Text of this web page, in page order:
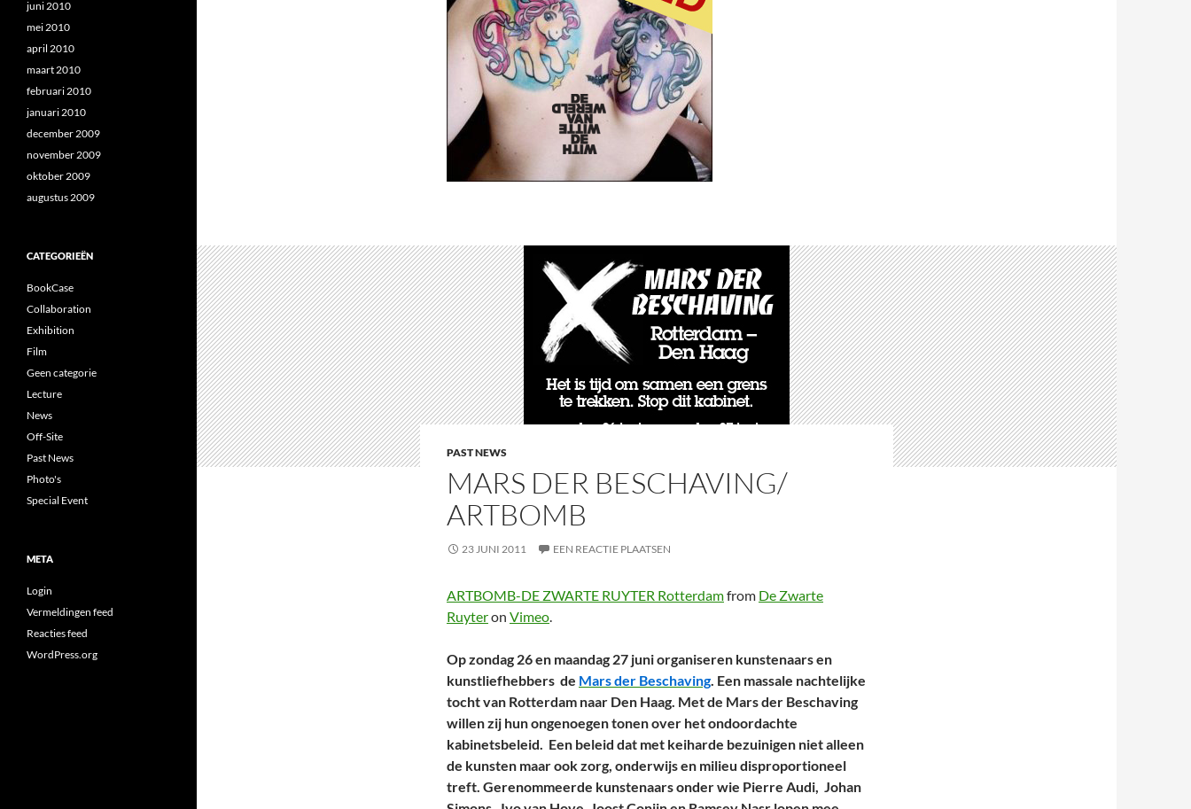
PAST NEWS
MARS DER BESCHAVING/
ARTBOMB
23 JUNI 2011 EEN REACTIE PLAATSEN
ARTBOMB-DE ZWARTE RUYTER Rotterdamfrom De Zwarte
Ruyteron Vimeo.
Op zondag 26 en maandag 27 juni organiseren kunstenaars en
kunstliefhebbers de Mars der Beschaving. Een massale nachtelijke
tocht van Rotterdam naar Den Haag. Met de Mars der Beschaving
willen zij hun ongenoegen tonen over het ondoordachte
kabinetsbeleid. Een beleid dat met keiharde bezuinigen niet alleen
de kunsten maar ook zorg, onderwijs en milieu disproportioneel
treft. Gerenommeerde kunstenaars onder wie Pierre Audi, Johan
juni 2010
mei 2010
april 2010
maart 2010
februari 2010
januari 2010
december 2009
november 2009
oktober 2009
augustus 2009
CATEGORIEËN
BookCase
Collaboration
Exhibition
Film
Geen categorie
Lecture
News
Off-Site
Past News
Photo's
Special Event
META
Login
Vermeldingen feed
Reacties feed
WordPress.org